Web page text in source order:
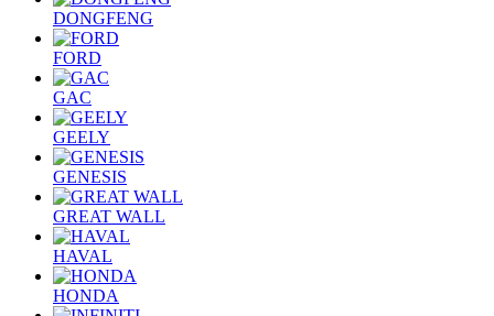
DONGFENG
FORD
GAC
GEELY
GENESIS
GREAT WALL
HAVAL
HONDA